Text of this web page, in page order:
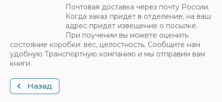
Почтовая доставка через почту России.
Когда заказ придет в отделение, на ваш
адрес придет извещение о посылке.
При поучении вы можете оценить
состояние коробки: вес, целостность. Сообщите нам
удобную Транспортную компанию и мы отправим вам
книги.
Назад